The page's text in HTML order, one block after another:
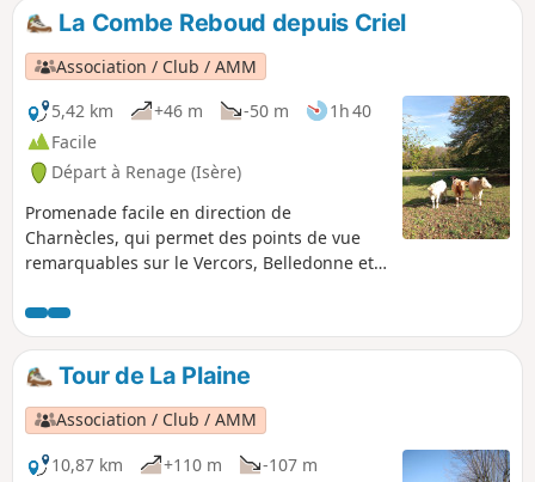
La Combe Reboud depuis Criel
Association / Club / AMM
5,42 km
+46 m -50 m
1h 40
Facile
Départ à Renage (Isère)
Promenade facile en direction de
Charnècles, qui permet des points de vue
remarquables sur le Vercors, Belledonne et
et noyeraies, témoins de l'activité agricole de
Criel de Renage.
Tour de La Plaine
Association / Club / AMM
10,87 km
+110 m
-107 m